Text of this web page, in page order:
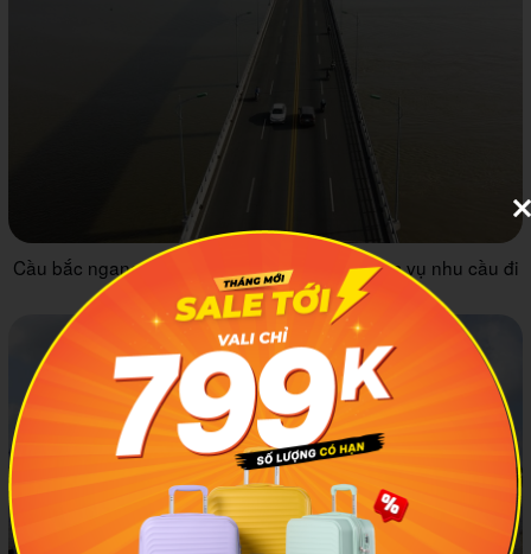
Cầu bắc ngang qua Dòng sông Cổ Chiên phục vụ nhu cầu đi
lại của mọi người